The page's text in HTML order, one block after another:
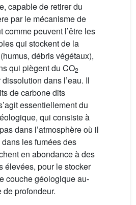
capable de retirer du
par le mécanisme de
comme peuvent l’être les
qui stockent de la
débris végétaux),
qui piègent du CO2
dans l’eau. Il
de carbone dits
essentiellement du
qui consiste à
dans l’atmosphère où il
les fumées des
en abondance à des
élevées, pour le stocker
couche géologique au-
de profondeur.